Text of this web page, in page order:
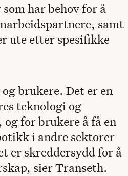
har behov for å
samt
ute etter spesifikke
brukere. Det er en
teknologi og
for brukere å få en
i andre sektorer
er skreddersydd for å
sier Transeth.